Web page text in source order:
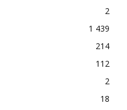
2
1 439
214
112
2
18